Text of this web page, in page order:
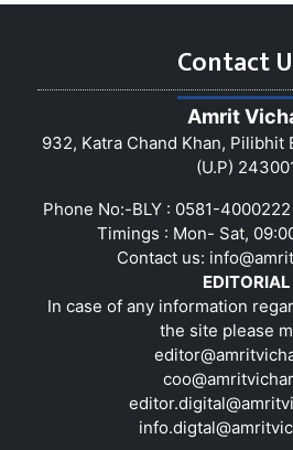
Contact
Amrit
932, Katra Chand Khan, Pilibhit
(U.P)
Phone No:-BLY : 0581-4000222
Timings : Mon- Sat,
Contact us:
EDITORIAL
In case of any information
the site please